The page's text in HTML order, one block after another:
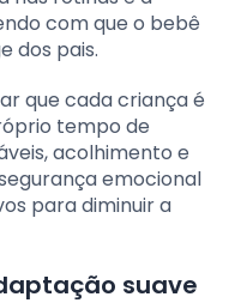
com que o bebê
dos pais.
que cada criança é
tempo de
acolhimento e
emocional
para diminuir a
suave